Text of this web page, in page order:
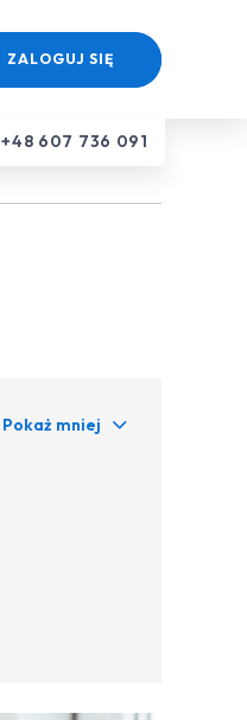
+48 607 736 091
ZALOGUJ SIĘ
Pokaż mniej